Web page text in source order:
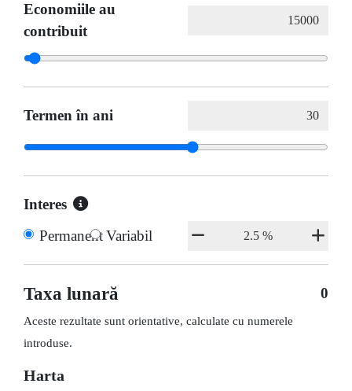
Economiile au
contribuit
Termen în ani
Interes
PermanentVariabil
Taxa lunară 0
Aceste rezultate sunt orientative, calculate cu numerele
introduse.
Harta